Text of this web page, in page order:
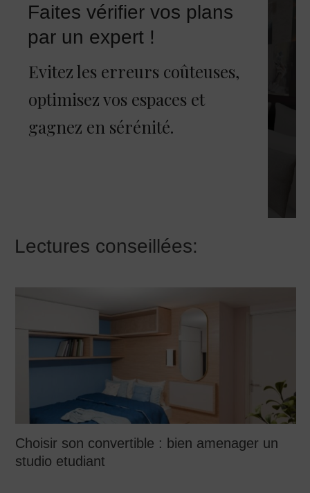
Faites vérifier vos plans
par un expert !
Evitez les erreurs coûteuses,
optimisez vos espaces et
gagnez en sérénité.
Lectures conseillées:
Choisir son convertible : bien amenager un
studio etudiant